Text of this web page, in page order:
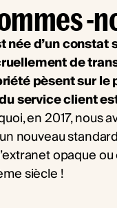
-
née d’un
de
pèsent sur le
service client
en 2017, nous
nouveau
opaque
siècle !